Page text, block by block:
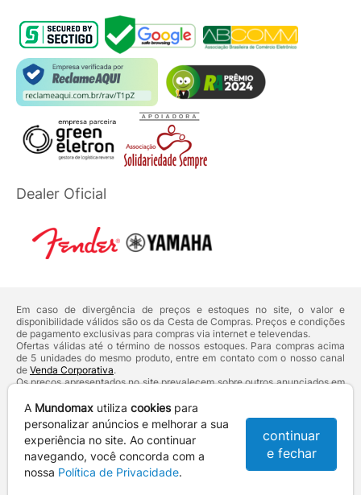
Dealer Oficial
Em caso de divergência de preços e estoques no site, o valor e
disponibilidade válidos são os da Cesta de Compras. Preços e condições
de pagamento exclusivas para compras via internet e televendas.
Ofertas válidas até o término de nossos estoques. Para compras acima
de 5 unidades do mesmo produto, entre em contato com o nosso canal
de Venda Corporativa.
Os preços apresentados no site prevalecem sobre outros anunciados em
Defesa do Consumidor:Lei nº 8.078.
Vendas sujeitas à confirmação de dados e análises de crédito e risco.
Razão Social: Hayamax Distribuidora de Produtos Eletrônicos Ltda -
CNPJ: 01.725.627/0002-53 - Endereço: R. Senador Souza Naves, 9 -
Centro - CEP: 86010-921 - Londrina / PR
Mundomax. 2007 - 2026 - Todos os direitos reservados. - Fotos e
A Mundomax utiliza cookiespara
personalizar anúncios e melhorar a sua
experiência no site. Ao continuar
navegando, você concorda com a
nossa Política de Privacidade.
continuar
e fechar